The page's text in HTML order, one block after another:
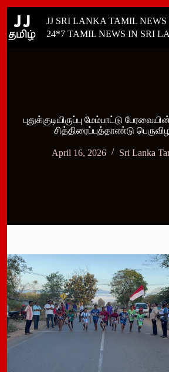
content
JJ SRI LANKA TAMIL NEWS
24*7 TAMIL NEWS IN SRI
புதுக்குடியிருப்பு மேம்பாட்டு
சித்திரைப்புத்தாண்டு
April 16, 2026 Sri Lanka